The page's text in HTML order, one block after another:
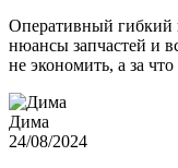
Оперативный гибкий
нюансы запчастей и
не экономить, а за
Дима
24/08/2024